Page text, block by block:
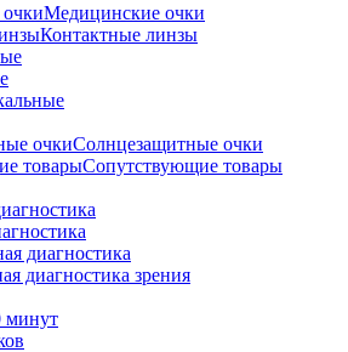
Медицинские очки
Контактные линзы
Солнцезащитные очки
Сопутствующие товары
диагностика
диагностика зрения
минут